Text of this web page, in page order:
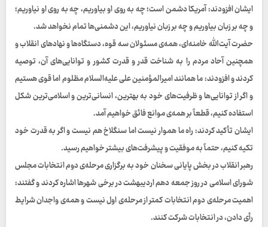
ایشان افزودند: آمریکا دشمن است؛ چه به روی او بیاوریم، چه به روی او نیاوریم؛
و چه بر زبان بیاوریم و چه بر زبان نیاوریم، این دشمنی‌ها تمام نخواهد شد.
حضرت آیت‌الله خامنه‌ای، همه‌ی مسئولان سه قوه، دستگاه‌ها و نهادهای انقلاب و
همچنین آحاد مردم را به شناخت قدر و قدرت کشور و توانایی‌های آن، توصیه
کردند و افزودند: ما همانند امیرالمؤمنین علی علیه‌السلام مظلوم اما قوی هستیم
و اگر از توانایی‌ها و ظرفیت‌های خود به بهترین، انسانی‌ترین و اسلامی‌ترین شکل
استفاده کنیم، قطعاً بر همه‌ی موانع فائق خواهیم آمد.
ایشان تأکید کردند: راه ما هموار نیست اما سنگلاخ هم نیست و اگر به قدرت خود
تکیه کنیم، حتماً به موفقیت و پیشرفت‌های بیشتر خواهیم رسید.
رهبر انقلاب در بخش پایانی سخنان خود به برگزاری مرحله‌ی دوم انتخابات مجلس
شورای اسلامی در روز جمعه دهم اردیبهشت در برخی شهرها اشاره کردند و گفتند:
اهمیت مرحله‌ی دوم انتخابات کمتر از مرحله‌ی اول نیست و همه‌ی واجدان شرایط
رأی دادن، در انتخابات شرکت کنند.